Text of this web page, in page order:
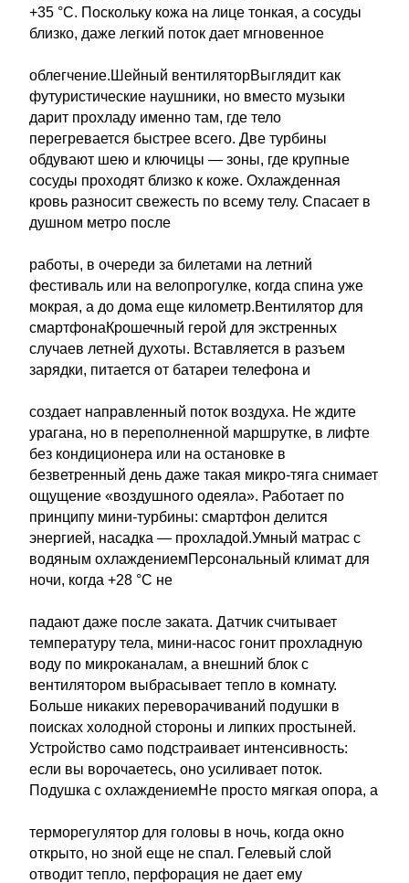
+35 °C. Поскольку кожа на лице тонкая, а сосуды
близко, даже легкий поток дает мгновенное
облегчение.Шейный вентиляторВыглядит как
футуристические наушники, но вместо музыки
дарит прохладу именно там, где тело
перегревается быстрее всего. Две турбины
обдувают шею и ключицы — зоны, где крупные
сосуды проходят близко к коже. Охлажденная
кровь разносит свежесть по всему телу. Спасает в
душном метро после
работы, в очереди за билетами на летний
фестиваль или на велопрогулке, когда спина уже
мокрая, а до дома еще километр.Вентилятор для
смартфонаКрошечный герой для экстренных
случаев летней духоты. Вставляется в разъем
зарядки, питается от батареи телефона и
создает направленный поток воздуха. Не ждите
урагана, но в переполненной маршрутке, в лифте
без кондиционера или на остановке в
безветренный день даже такая микро-тяга снимает
ощущение «воздушного одеяла». Работает по
принципу мини-турбины: смартфон делится
энергией, насадка — прохладой.Умный матрас с
водяным охлаждениемПерсональный климат для
ночи, когда +28 °C не
падают даже после заката. Датчик считывает
температуру тела, мини-насос гонит прохладную
воду по микроканалам, а внешний блок с
вентилятором выбрасывает тепло в комнату.
Больше никаких переворачиваний подушки в
поисках холодной стороны и липких простыней.
Устройство само подстраивает интенсивность:
если вы ворочаетесь, оно усиливает поток.
Подушка с охлаждениемНе просто мягкая опора, а
терморегулятор для головы в ночь, когда окно
открыто, но зной еще не спал. Гелевый слой
отводит тепло, перфорация не дает ему